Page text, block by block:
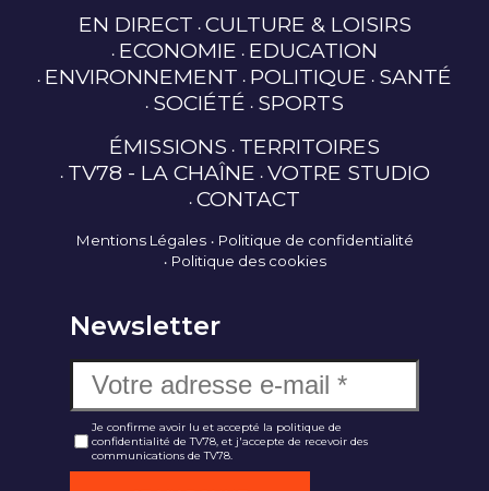
EN DIRECT CULTURE & LOISIRS
ECONOMIE EDUCATION
ENVIRONNEMENT POLITIQUE SANTÉ
SOCIÉTÉ SPORTS
ÉMISSIONS TERRITOIRES
TV78 - LA CHAÎNE VOTRE STUDIO
CONTACT
Mentions Légales
Politique de confidentialité
Politique des cookies
Newsletter
Je confirme avoir lu et accepté la politique de
confidentialité de TV78, et j'accepte de recevoir des
communications de TV78.